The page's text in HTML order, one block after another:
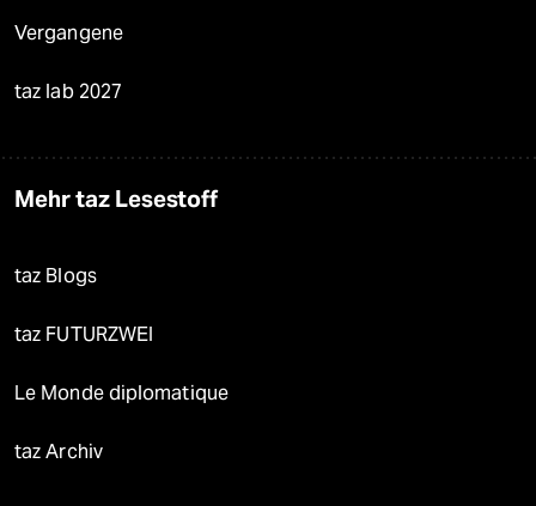
Vergangene
taz lab 2027
Mehr taz Lesestoff
taz Blogs
taz FUTURZWEI
Le Monde diplomatique
taz Archiv